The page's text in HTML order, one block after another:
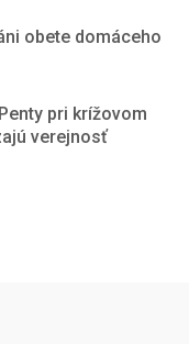
obete domáceho
pri krížovom
verejnosť